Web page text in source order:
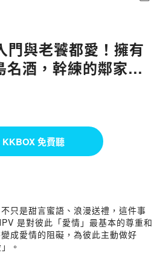
門與老饕都愛！擁有
名酒，幹練的鄰家女
KKBOX 免費聽
只是甜言蜜語、浪漫送禮，這件事
是對彼此「愛情」最基本的尊重和
成愛情的阻礙，為彼此主動做好
。